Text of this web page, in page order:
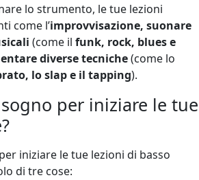
lo strumento, le tue lezioni
come l’improvvisazione, suonare
(come il funk, rock, blues e
diverse tecniche(come lo
lo slap e il tapping).
per iniziare le tue
iniziare le tue lezioni di basso
di tre cose: